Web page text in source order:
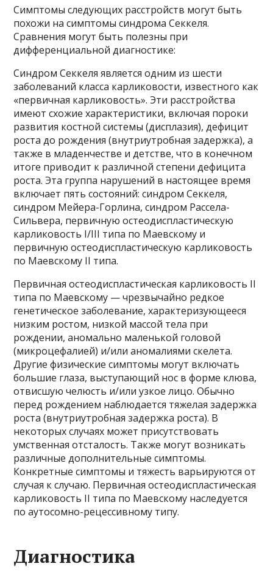
Симптомы следующих расстройств могут быть
похожи на симптомы синдрома Секкеля.
Сравнения могут быть полезны при
дифференциальной диагностике:
Синдром Секкеля является одним из шести
заболеваний класса карликовости, известного как
«первичная карликовость». Эти расстройства
имеют схожие характеристики, включая пороки
развития костной системы (дисплазия), дефицит
роста до рождения (внутриутробная задержка), а
также в младенчестве и детстве, что в конечном
итоге приводит к различной степени дефицита
роста. Эта группа нарушений в настоящее время
включает пять состояний: синдром Секкеля,
синдром Мейера-Горлина, синдром Рассела-
Сильвера, первичную остеодиспластическую
карликовость I/III типа по Маевскому и
первичную остеодиспластическую карликовость
по Маевскому II типа.
Первичная остеодиспластическая карликовость II
типа по Маевскому — чрезвычайно редкое
генетическое заболевание, характеризующееся
низким ростом, низкой массой тела при
рождении, аномально маленькой головой
(микроцефалией) и/или аномалиями скелета.
Другие физические симптомы могут включать
большие глаза, выступающий нос в форме клюва,
отвисшую челюсть и/или узкое лицо. Обычно
перед рождением наблюдается тяжелая задержка
роста (внутриутробная задержка роста). В
некоторых случаях может присутствовать
умственная отсталость. Также могут возникать
различные дополнительные симптомы.
Конкретные симптомы и тяжесть варьируются от
случая к случаю. Первичная остеодиспластическая
карликовость II типа по Маевскому наследуется
по аутосомно-рецессивному типу.
Диагностика